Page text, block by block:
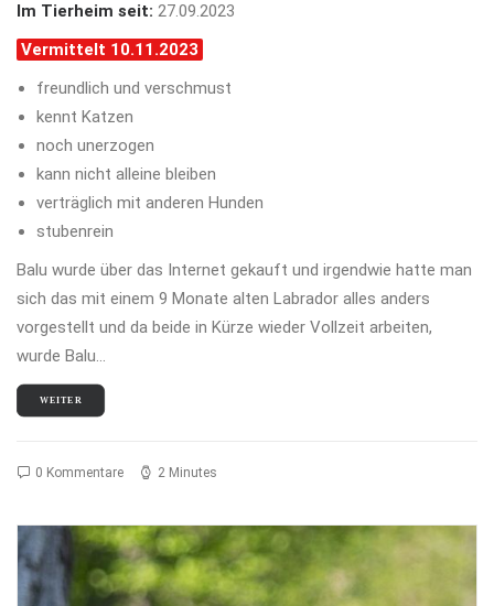
Im Tierheim seit: 27.09.2023
Vermittelt 10.11.2023
freundlich und verschmust
kennt Katzen
noch unerzogen
kann nicht alleine bleiben
verträglich mit anderen Hunden
stubenrein
Balu wurde über das Internet gekauft und irgendwie hatte man
sich das mit einem 9 Monate alten Labrador alles anders
vorgestellt und da beide in Kürze wieder Vollzeit arbeiten,
wurde Balu…
WEITER
0 Kommentare 2 Minutes